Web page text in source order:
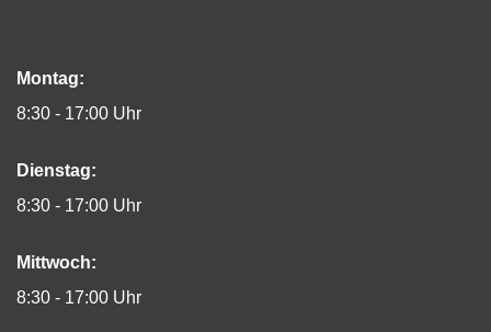
Montag:
8:30 - 17:00 Uhr
Dienstag:
8:30 - 17:00 Uhr
Mittwoch:
8:30 - 17:00 Uhr